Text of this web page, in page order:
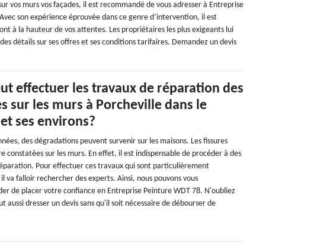
vos murs vos façades, il est recommandé de vous adresser à Entreprise
son expérience éprouvée dans ce genre d’intervention, il est
à la hauteur de vos attentes. Les propriétaires les plus exigeants lui
détails sur ses offres et ses conditions tarifaires. Demandez un devis
effectuer les travaux de réparation des
sur les murs à Porcheville dans le
ses environs?
des dégradations peuvent survenir sur les maisons. Les fissures
constatées sur les murs. En effet, il est indispensable de procéder à des
Pour effectuer ces travaux qui sont particulièrement
va falloir rechercher des experts. Ainsi, nous pouvons vous
de placer votre confiance en Entreprise Peinture WDT 78. N'oubliez
aussi dresser un devis sans qu'il soit nécessaire de débourser de